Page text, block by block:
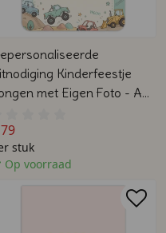
Kinderfeestje
met Eigen Foto - A6
stuk
Op voorraad